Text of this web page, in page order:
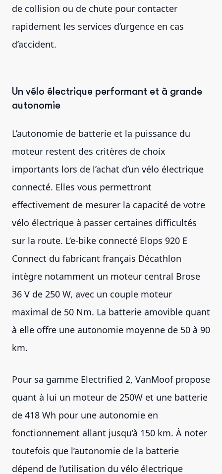
de collision ou de chute pour contacter
rapidement les services d’urgence en cas
d’accident.
Un vélo électrique performant et à grande
autonomie
L’autonomie de batterie et la puissance du
moteur restent des critères de choix
importants lors de l’achat d’un vélo électrique
connecté. Elles vous permettront
effectivement de mesurer la capacité de votre
vélo électrique à passer certaines difficultés
sur la route. L’e-bike connecté Elops 920 E
Connect du fabricant français Décathlon
intègre notamment un moteur central Brose
36 V de 250 W, avec un couple moteur
maximal de 50 Nm. La batterie amovible quant
à elle offre une autonomie moyenne de 50 à 90
km.
Pour sa gamme Electrified 2, VanMoof propose
quant à lui un moteur de 250W et une batterie
de 418 Wh pour une autonomie en
fonctionnement allant jusqu’à 150 km. À noter
toutefois que l’autonomie de la batterie
dépend de l’utilisation du vélo électrique